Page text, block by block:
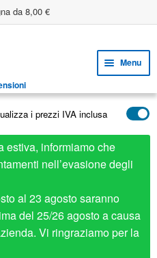
da 8,00 €
Menu
il
menu
child
child
child
i prezzi IVA inclusa
estiva, informiamo che
nell’evasione degli
al 23 agosto saranno
del 25/26 agosto a causa
Vi ringraziamo per la